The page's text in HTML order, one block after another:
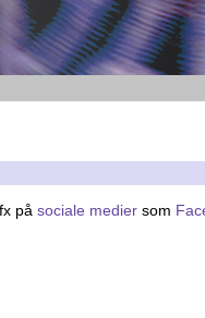
på sociale medier som